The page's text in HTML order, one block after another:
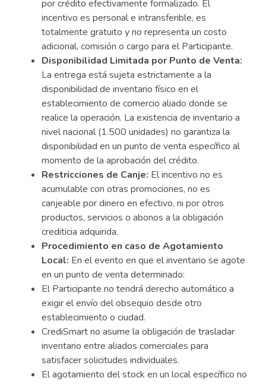
por crédito efectivamente formalizado. El
incentivo es personal e intransferible, es
totalmente gratuito y no representa un costo
adicional, comisión o cargo para el Participante.
Disponibilidad Limitada por Punto de Venta:
La entrega está sujeta estrictamente a la
disponibilidad de inventario físico en el
establecimiento de comercio aliado donde se
realice la operación. La existencia de inventario a
nivel nacional (1.500 unidades) no garantiza la
disponibilidad en un punto de venta específico al
momento de la aprobación del crédito.
Restricciones de Canje: El incentivo no es
acumulable con otras promociones, no es
canjeable por dinero en efectivo, ni por otros
productos, servicios o abonos a la obligación
crediticia adquirida.
Procedimiento en caso de Agotamiento
Local: En el evento en que el inventario se agote
en un punto de venta determinado:
El Participante no tendrá derecho automático a
exigir el envío del obsequio desde otro
establecimiento o ciudad.
CrediSmart no asume la obligación de trasladar
inventario entre aliados comerciales para
satisfacer solicitudes individuales.
El agotamiento del stock en un local específico no